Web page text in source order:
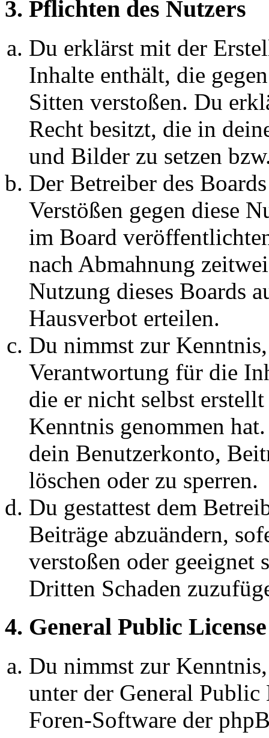
3. Pflichten des Nutzers
Du erklärst mit der
Inhalte enthält, die
Sitten verstoßen. Du
Recht besitzt, die in
und Bilder zu setzen
Der Betreiber des
Verstößen gegen diese
im Board
nach Abmahnung
Nutzung dieses Boards
Hausverbot erteilen.
Du nimmst zur
Verantwortung für die
die er nicht selbst
Kenntnis genommen
dein Benutzerkonto,
löschen oder zu sperren.
Du gestattest dem
Beiträge abzuändern,
verstoßen oder geeignet
Dritten Schaden
4. General Public License
Du nimmst zur
unter der General
Foren-Software der